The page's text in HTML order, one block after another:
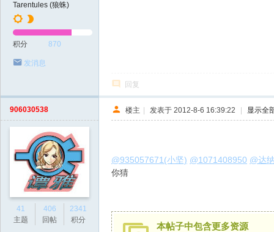
Tarentules (狼蛛)
积分 870
发消息
回复
906030538
41
主题
406
回帖
2341
积分
楼主 | 发表于 2012-8-6 16:39:22 | 显示全
@935057671(小坚) @1071408950 @达
你猜
本帖子中包含更多资源